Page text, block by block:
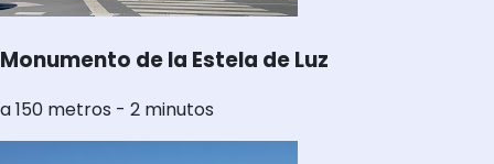
Monumento de la Estela de Luz
a 150 metros - 2 minutos